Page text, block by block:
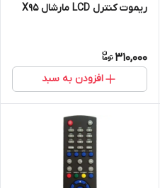
ریموت کنترل LCD مارشال X95
310,000
افزودن به سبد